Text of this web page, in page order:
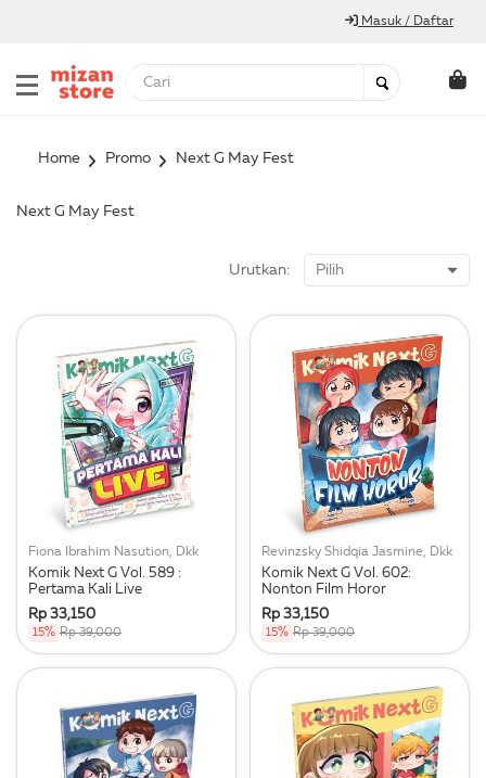
Masuk / Daftar
Home Promo Next G May Fest
Next G May Fest
Urutkan:
Fiona Ibrahim Nasution, Dkk
Komik Next G Vol. 589 :
Pertama Kali Live
Rp 33,150
15% Rp 39,000
Revinzsky Shidqia Jasmine, Dkk
Komik Next G Vol. 602:
Nonton Film Horor
Rp 33,150
15% Rp 39,000